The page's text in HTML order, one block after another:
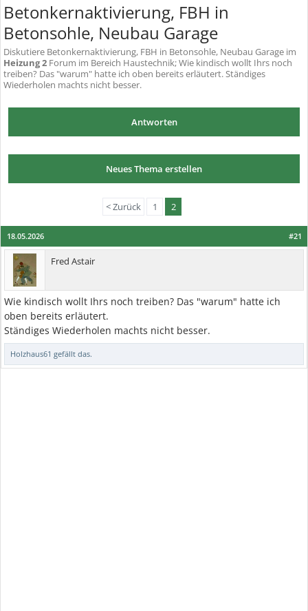
Betonkernaktivierung, FBH in
Betonsohle, Neubau Garage
Diskutiere Betonkernaktivierung, FBH in Betonsohle, Neubau Garage im
Heizung 2 Forum im Bereich Haustechnik; Wie kindisch wollt Ihrs noch
treiben? Das "warum" hatte ich oben bereits erläutert. Ständiges
Wiederholen machts nicht besser.
Antworten
Neues Thema erstellen
< Zurück 1 2
#21
18.05.2026
Fred Astair
Wie kindisch wollt Ihrs noch treiben? Das "warum" hatte ich
oben bereits erläutert.
Ständiges Wiederholen machts nicht besser.
Holzhaus61 gefällt das.